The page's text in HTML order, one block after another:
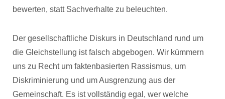
bewerten, statt Sachverhalte zu beleuchten.
Der gesellschaftliche Diskurs in Deutschland rund um
die Gleichstellung ist falsch abgebogen. Wir kümmern
uns zu Recht um faktenbasierten Rassismus, um
Diskriminierung und um Ausgrenzung aus der
Gemeinschaft. Es ist vollständig egal, wer welche